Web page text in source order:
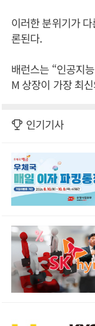
이러한 분위기가
론된다.
배런스는 “인공지
M 상장이 가장 최
인기기사